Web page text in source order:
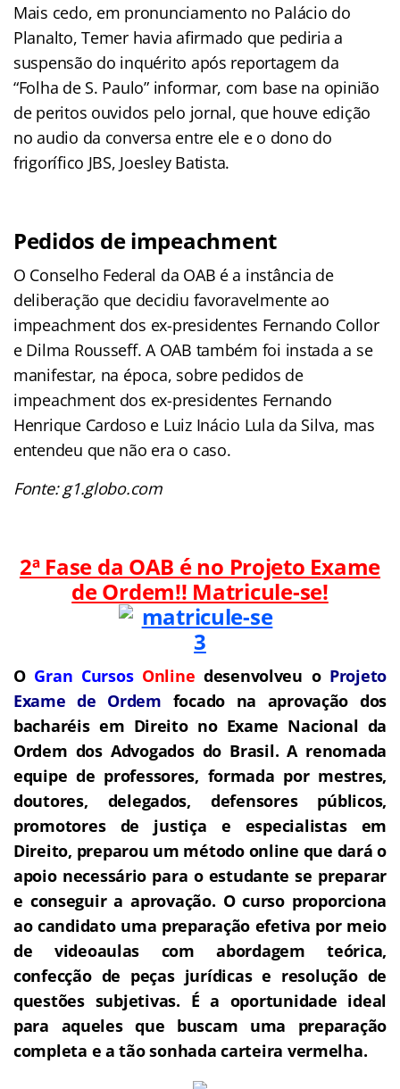
Mais cedo, em pronunciamento no Palácio do
Planalto, Temer havia afirmado que pediria a
suspensão do inquérito após reportagem da
“Folha de S. Paulo” informar, com base na opinião
de peritos ouvidos pelo jornal, que houve edição
no audio da conversa entre ele e o dono do
frigorífico JBS, Joesley Batista.
Pedidos de impeachment
O Conselho Federal da OAB é a instância de
deliberação que decidiu favoravelmente ao
impeachment dos ex-presidentes Fernando Collor
e Dilma Rousseff. A OAB também foi instada a se
manifestar, na época, sobre pedidos de
impeachment dos ex-presidentes Fernando
Henrique Cardoso e Luiz Inácio Lula da Silva, mas
entendeu que não era o caso.
Fonte: g1.globo.com
2ª Fase da OAB é no Projeto Exame
de Ordem!! Matricule-se!
O Gran Cursos Online desenvolveu o Projeto
Exame de Ordem focado na aprovação dos
bacharéis em Direito no Exame Nacional da
Ordem dos Advogados do Brasil. A renomada
equipe de professores, formada por mestres,
doutores, delegados, defensores públicos,
promotores de justiça e especialistas em
Direito, preparou um método online que dará o
apoio necessário para o estudante se preparar
e conseguir a aprovação. O curso proporciona
ao candidato uma preparação efetiva por meio
de videoaulas com abordagem teórica,
confecção de peças jurídicas e resolução de
questões subjetivas. É a oportunidade ideal
para aqueles que buscam uma preparação
completa e a tão sonhada carteira vermelha.